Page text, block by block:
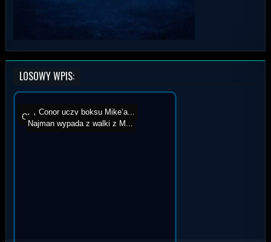
LOSOWY WPIS:
Kołecki nokautuje Łazar...
Oleksandr Usyk vs Rico Ve...
Conor uczy boksu Mike’a...
Najman wypada z walki z M...